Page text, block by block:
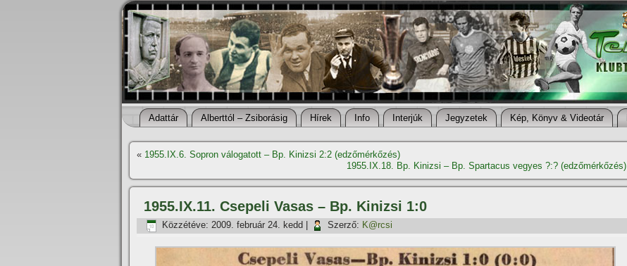
Adattár Alberttól – Zsiborásig Hí­rek Info Interjúk Jegyzetek Kép, Könyv & Videotár
« 1955.IX.6. Sopron válogatott – Bp. Kinizsi 2:2 (edzőmérkőzés)
1955.IX.18. Bp. Kinizsi – Bp. Spartacus vegyes ?:? (edzőmérkőzés)
1955.IX.11. Csepeli Vasas – Bp. Kinizsi 1:0
Közzétéve: 2009. február 24. kedd Szerző: K@rcsi